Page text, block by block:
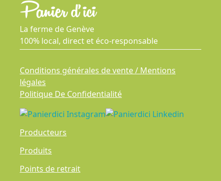
La ferme de Genève
100% local, direct et éco-responsable
Conditions générales de vente / Mentions
légales
Politique De Confidentialité
Producteurs
Produits
Points de retrait